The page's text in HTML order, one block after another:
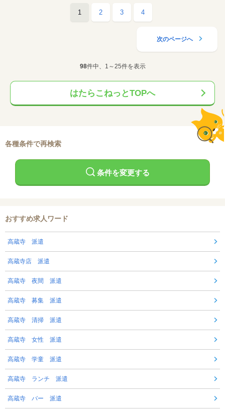
1 2 3 4
次のページへ
98件中、1～25件を表示
はたらこねっとTOPへ
各種条件で再検索
条件を変更する
おすすめ求人ワード
高蔵寺 派遣
高蔵寺店 派遣
高蔵寺 夜間 派遣
高蔵寺 募集 派遣
高蔵寺 清掃 派遣
高蔵寺 女性 派遣
高蔵寺 学童 派遣
高蔵寺 ランチ 派遣
高蔵寺 バー 派遣